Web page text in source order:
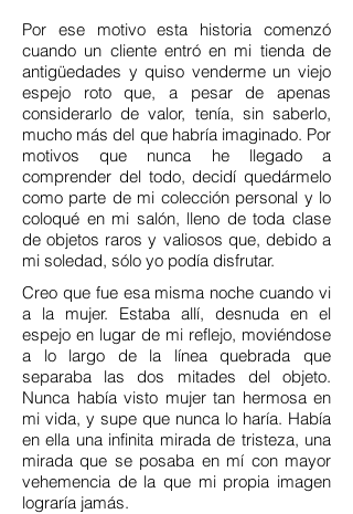
Por ese motivo esta historia comenzó
cuando un cliente entró en mi tienda de
antigüedades y quiso venderme un viejo
espejo roto que, a pesar de apenas
considerarlo de valor, tenía, sin saberlo,
mucho más del que habría imaginado. Por
motivos que nunca he llegado a
comprender del todo, decidí quedármelo
como parte de mi colección personal y lo
coloqué en mi salón, lleno de toda clase
de objetos raros y valiosos que, debido a
mi soledad, sólo yo podía disfrutar.
Creo que fue esa misma noche cuando vi
a la mujer. Estaba allí, desnuda en el
espejo en lugar de mi reflejo, moviéndose
a lo largo de la línea quebrada que
separaba las dos mitades del objeto.
Nunca había visto mujer tan hermosa en
mi vida, y supe que nunca lo haría. Había
en ella una infinita mirada de tristeza, una
mirada que se posaba en mí con mayor
vehemencia de la que mi propia imagen
lograría jamás.